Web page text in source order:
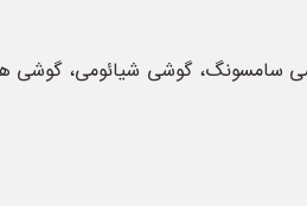
256 یا انواع گوشی اپل، گوشی سامسونگ،